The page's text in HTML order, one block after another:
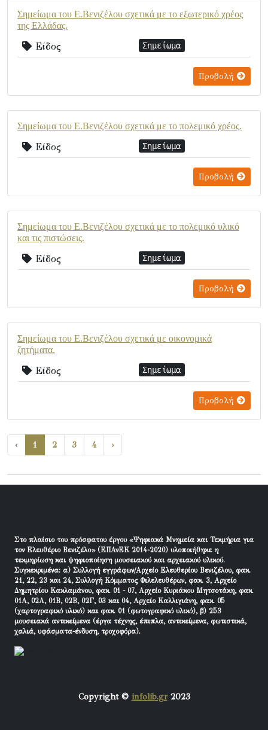
Σημείωμα του Ε.Βενιζέλου σχετικά με το εξωτερικό χρέος
της Ελλάδας.
Είδος Σημείωμα
Προβολή
Σημείωμα του Ε.Βενιζέλου σχετικά με το πολεμικό χρέος.
Είδος Σημείωμα
Προβολή
Σημείωμα του Ε.Βενιζέλου σχετικά με το πολεμικό υλικό
και τις πιστώσεις.
Είδος Σημείωμα
Προβολή
Σημείωμα του Ε.Βενιζέλου σχετικά με οικονομικά
ζητήματα.
Είδος Σημείωμα
Προβολή
‹ 1 2 3 4 ›
Στο πλαίσιο του πρόσφατου έργου «Ψηφιακά Μνημεία και Τεκμήρια για
τον Ελευθέριο Βενιζέλο» (ΕΠΑνΕΚ 2014-2020) υλοποιήθηκε η
τεκμηρίωση και ψηφιοποίηση μουσειακού και αρχειακού υλικού.
Συγκεκριμένα: α) Συλλογή εγγράφων/Αρχείο Ελευθερίου Βενιζέλου, φακ.
21, 22, 23 και 24, Συλλογή Κόμματος Φιλελευθέρων, φακ. 3, Αρχείο
Δημητρίου Κακλαμάνου, φακ. 01 - 07, Αρχείο Κυριάκου Μητσοτάκη, φακ.
01Α, 02Α, 01Β, 02Β, 02Γ, 03 και 04, Αρχείο Καλλιγιάνη, φακ. 05
(χαρτογραφικό υλικό) και φακ. 01 (φωτογραφικό υλικό), β) 253
μουσειακά αντικείμενα (έργα τέχνης, έπιπλα, αντικείμενα, φωτιστικά,
χαλιά, υφάσματα-ένδυση, τροχοφόρα).
Copyright © infolib.gr2023